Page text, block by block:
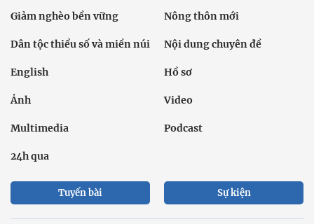
Giảm nghèo bền vững Nông thôn mới
Dân tộc thiểu số và miền núi Nội dung chuyên đề
English Hồ sơ
Ảnh Video
Multimedia Podcast
24h qua
Tuyến bài Sự kiện